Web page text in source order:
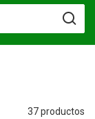
37 productos